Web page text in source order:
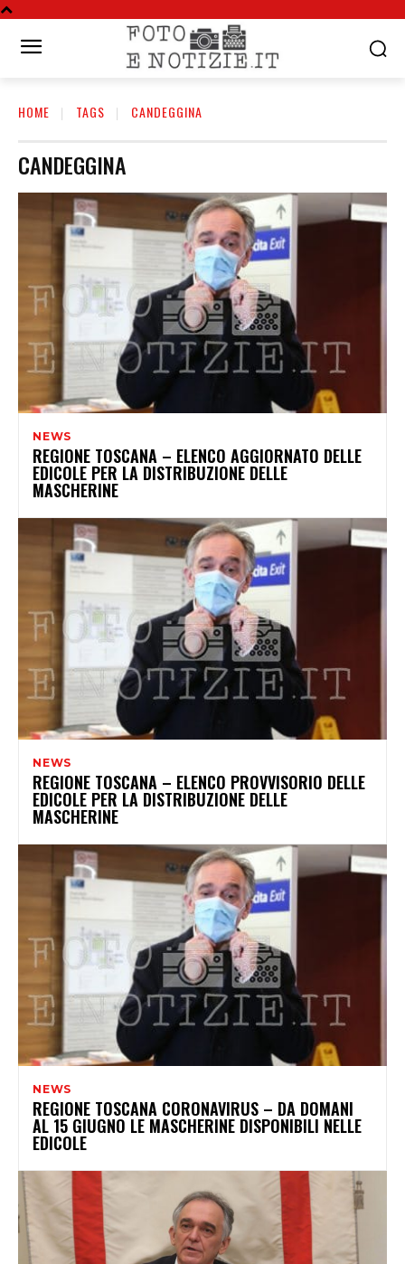
HOME TAGS CANDEGGINA
CANDEGGINA
NEWS
REGIONE TOSCANA – ELENCO AGGIORNATO DELLE
EDICOLE PER LA DISTRIBUZIONE DELLE
MASCHERINE
NEWS
REGIONE TOSCANA – ELENCO PROVVISORIO DELLE
EDICOLE PER LA DISTRIBUZIONE DELLE
MASCHERINE
NEWS
REGIONE TOSCANA CORONAVIRUS – DA DOMANI
AL 15 GIUGNO LE MASCHERINE DISPONIBILI NELLE
EDICOLE